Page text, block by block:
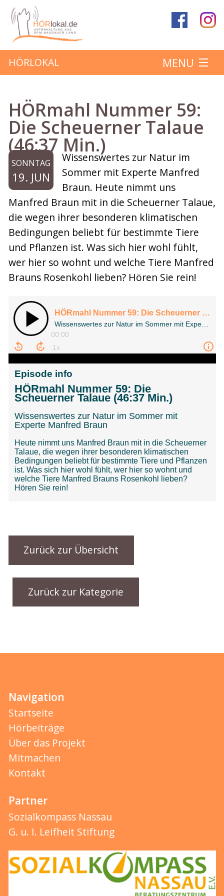
HÖRLOKAL MENU
Hörbeiträge
Über das Projekt
Mitmachen
Kontakt
HÖRmahl Nummer 59:
Die Scheuerner Talaue
(46:37 Min.)
SONNTAG
19. JUN
Wissenswertes zur Natur im
Sommer mit Experte Manfred
Braun. Heute nimmt uns
Manfred Braun mit in die Scheuerner Talaue,
die wegen ihrer besonderen klimatischen
Bedingungen beliebt für bestimmte Tiere
und Pflanzen ist. Was sich hier wohl fühlt,
wer hier so wohnt und welche Tiere Manfred
Brauns Rosenkohl lieben? Hören Sie rein!
Zurück zur Übersicht
Zurück zur Kategorie
Navigation
Startseite
Hörbeiträge
Über das Projekt
Mitmachen
Kontakt
Partner
Sozialkompass Nassau
G. u. I. Leifheit Stiftung